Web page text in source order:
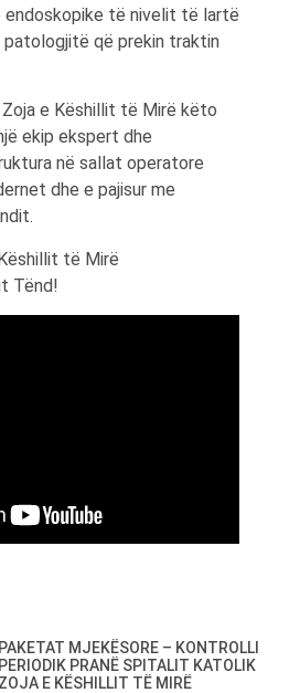
endoskopike të nivelit të lartë
që prekin traktin
e Këshillit të Mirë këto
ekip ekspert dhe
në sallat operatore
dhe e pajisur me
të Mirë
Tënd!
PAKETAT MJEKËSORE – KONTROLLI
PERIODIK PRANË SPITALIT KATOLIK
ZOJA E KËSHILLIT TË MIRË